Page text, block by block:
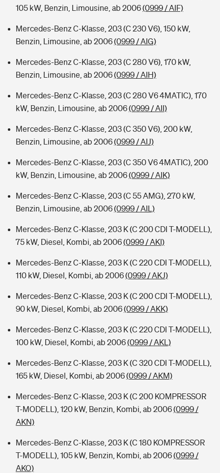
105 kW, Benzin, Limousine, ab 2006(0999 / AIF)
Mercedes-Benz C-Klasse, 203 (C 230 V6), 150 kW,
Benzin, Limousine, ab 2006(0999 / AIG)
Mercedes-Benz C-Klasse, 203 (C 280 V6), 170 kW,
Benzin, Limousine, ab 2006(0999 / AIH)
Mercedes-Benz C-Klasse, 203 (C 280 V6 4MATIC), 170
kW, Benzin, Limousine, ab 2006(0999 / AII)
Mercedes-Benz C-Klasse, 203 (C 350 V6), 200 kW,
Benzin, Limousine, ab 2006(0999 / AIJ)
Mercedes-Benz C-Klasse, 203 (C 350 V6 4MATIC), 200
kW, Benzin, Limousine, ab 2006(0999 / AIK)
Mercedes-Benz C-Klasse, 203 (C 55 AMG), 270 kW,
Benzin, Limousine, ab 2006(0999 / AIL)
Mercedes-Benz C-Klasse, 203 K (C 200 CDI T-MODELL),
75 kW, Diesel, Kombi, ab 2006(0999 / AKI)
Mercedes-Benz C-Klasse, 203 K (C 220 CDI T-MODELL),
110 kW, Diesel, Kombi, ab 2006(0999 / AKJ)
Mercedes-Benz C-Klasse, 203 K (C 200 CDI T-MODELL),
90 kW, Diesel, Kombi, ab 2006(0999 / AKK)
Mercedes-Benz C-Klasse, 203 K (C 220 CDI T-MODELL),
100 kW, Diesel, Kombi, ab 2006(0999 / AKL)
Mercedes-Benz C-Klasse, 203 K (C 320 CDI T-MODELL),
165 kW, Diesel, Kombi, ab 2006(0999 / AKM)
Mercedes-Benz C-Klasse, 203 K (C 200 KOMPRESSOR
T-MODELL), 120 kW, Benzin, Kombi, ab 2006(0999 /
AKN)
Mercedes-Benz C-Klasse, 203 K (C 180 KOMPRESSOR
T-MODELL), 105 kW, Benzin, Kombi, ab 2006(0999 /
AKO)